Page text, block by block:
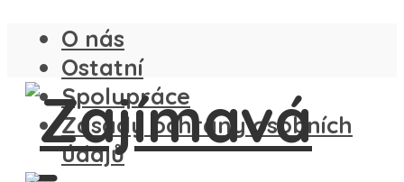
O nás
Ostatní
Spolupráce
Zásady ochrany osobních
údajů